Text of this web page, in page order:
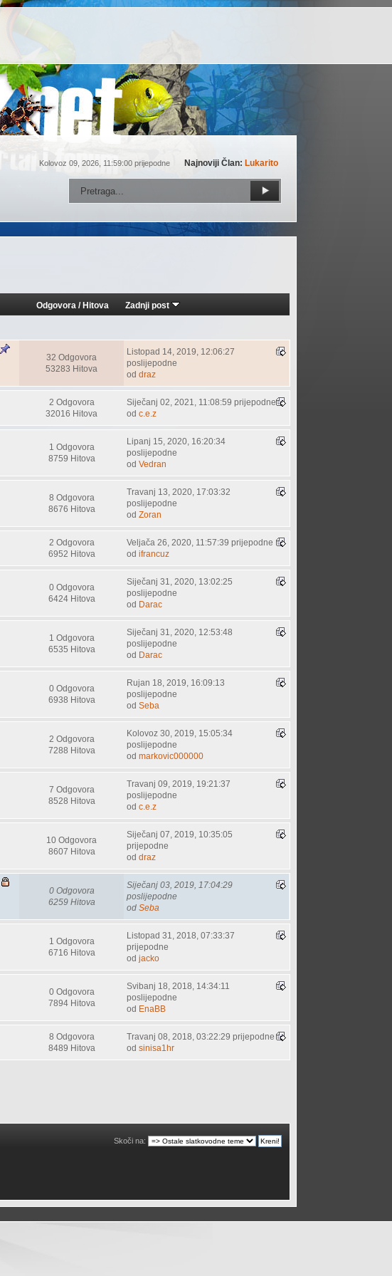
Kolovoz 09, 2026, 11:59:00 prijepodne Najnoviji Član: Lukarito
Odgovora/Hitova Zadnji post
32 Odgovora
53283 Hitova
Listopad 14, 2019, 12:06:27
poslijepodne
oddraz
2 Odgovora
32016 Hitova
Siječanj 02, 2021, 11:08:59 prijepodne
odc.e.z
1 Odgovora
8759 Hitova
Lipanj 15, 2020, 16:20:34
poslijepodne
odVedran
8 Odgovora
8676 Hitova
Travanj 13, 2020, 17:03:32
poslijepodne
odZoran
2 Odgovora
6952 Hitova
Veljača 26, 2020, 11:57:39 prijepodne
odifrancuz
0 Odgovora
6424 Hitova
Siječanj 31, 2020, 13:02:25
poslijepodne
od Darac
1 Odgovora
6535 Hitova
Siječanj 31, 2020, 12:53:48
poslijepodne
od Darac
0 Odgovora
6938 Hitova
Rujan 18, 2019, 16:09:13
poslijepodne
odSeba
2 Odgovora
7288 Hitova
Kolovoz 30, 2019, 15:05:34
poslijepodne
odmarkovic000000
7 Odgovora
8528 Hitova
Travanj 09, 2019, 19:21:37
poslijepodne
odc.e.z
10 Odgovora
8607 Hitova
Siječanj 07, 2019, 10:35:05
prijepodne
oddraz
0 Odgovora
6259 Hitova
Siječanj 03, 2019, 17:04:29
poslijepodne
odSeba
1 Odgovora
6716 Hitova
Listopad 31, 2018, 07:33:37
prijepodne
odjacko
0 Odgovora
7894 Hitova
Svibanj 18, 2018, 14:34:11
poslijepodne
od EnaBB
8 Odgovora
8489 Hitova
Travanj 08, 2018, 03:22:29 prijepodne
odsinisa1hr
Skoči na: